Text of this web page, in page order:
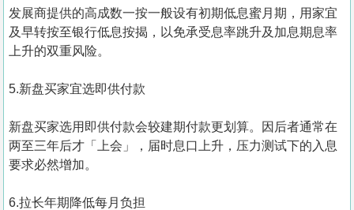
发展商提供的高成数一按一般设有初期低息蜜月期，用家宜
及早转按至银行低息按揭，以免承受息率跳升及加息期息率
上升的双重风险。
5.新盘买家宜选即供付款
新盘买家选用即供付款会较建期付款更划算。因后者通常在
两至三年后才「上会」，届时息口上升，压力测试下的入息
要求必然增加。
6.拉长年期降低每月负担